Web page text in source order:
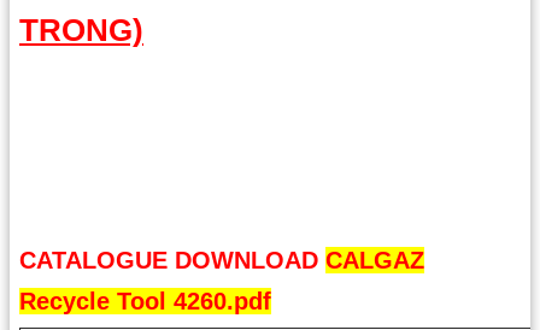
TRONG)
CATALOGUE DOWNLOAD CALGAZ
Recycle Tool 4260.pdf